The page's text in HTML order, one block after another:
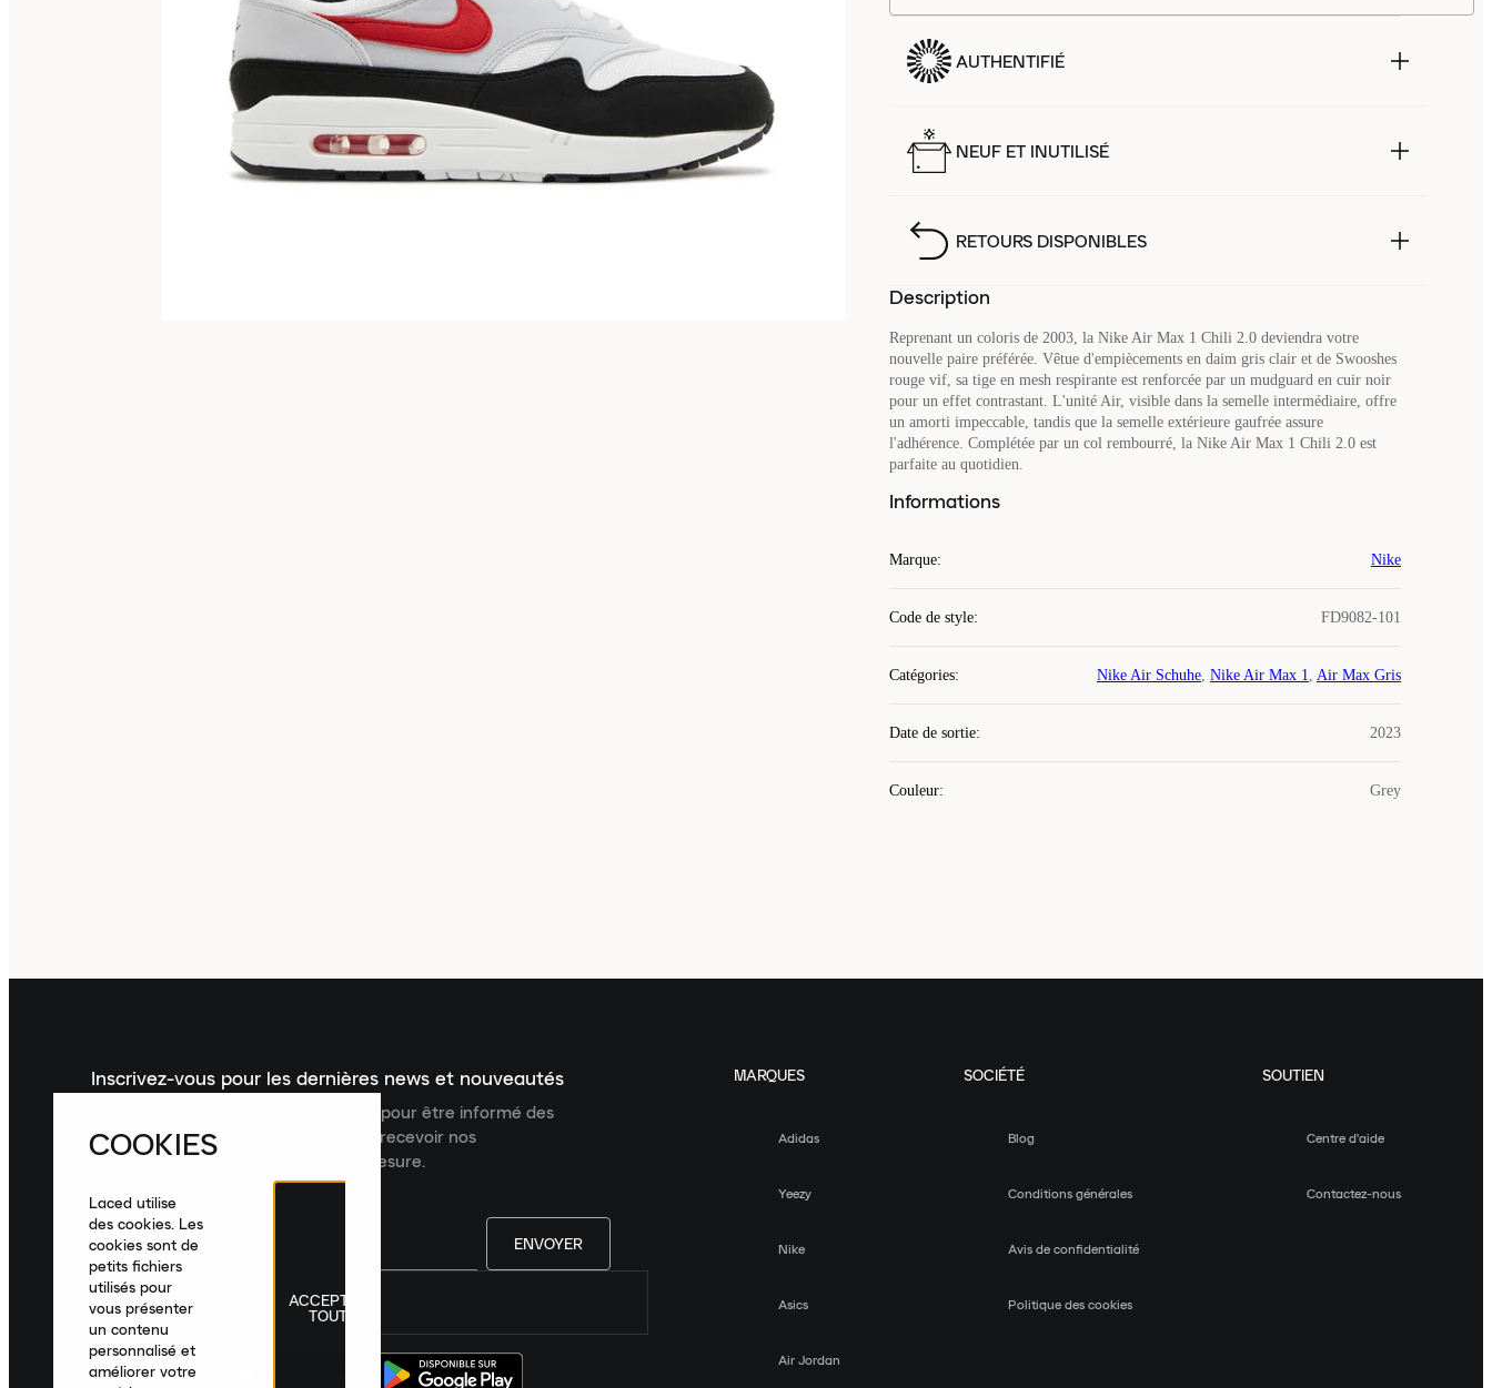
AUTHENTIFIÉ
NEUF ET INUTILISÉ
RETOURS DISPONIBLES
Description
Reprenant un coloris de 2003, la Nike Air Max 1 Chili 2.0 deviendra votre
nouvelle paire préférée. Vêtue d'empiècements en daim gris clair et de Swooshes
rouge vif, sa tige en mesh respirante est renforcée par un mudguard en cuir noir
pour un effet contrastant. L'unité Air, visible dans la semelle intermédiaire, offre
un amorti impeccable, tandis que la semelle extérieure gaufrée assure
l'adhérence. Complétée par un col rembourré, la Nike Air Max 1 Chili 2.0 est
parfaite au quotidien.
Informations
Marque: Nike
Code de style: FD9082-101
Catégories: Nike Air Schuhe, Nike Air Max 1, Air Max Gris
Date de sortie: 2023
Couleur: Grey
Inscrivez-vous pour les dernières news et nouveautés
Inscrivez-vous à la newsletter Laced pour être informé des
dernières nouveautés, collections et recevoir nos
recommandations de produits sur mesure.
ENVOYER
France|Français
MARQUES
Adidas
Yeezy
Nike
Asics
Air Jordan
SOCIÉTÉ
Blog
Conditions générales
Avis de confidentialité
Politique des cookies
SOUTIEN
Centre d'aide
Contactez-nous
COOKIES
Laced utilise
des cookies. Les
cookies sont de
petits fichiers
utilisés pour
vous présenter
un contenu
personnalisé et
améliorer votre
ACCEPTER
TOUT